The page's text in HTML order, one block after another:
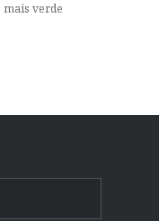
mais verde